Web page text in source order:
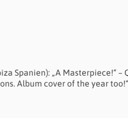
Spanien): „A Masterpiece!“ –
Album cover of the year too!“